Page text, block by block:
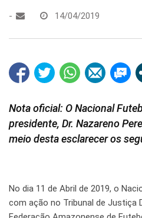
- 14/04/2019
Nota oficial: O Nacional
presidente, Dr. Nazareno
meio desta esclarecer os
No dia 11 de Abril de 2019, o
com ação no Tribunal de Justiça